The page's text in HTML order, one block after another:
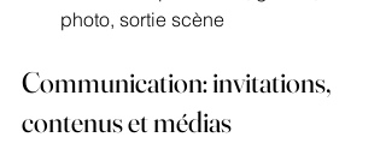
photo, sortie scène
Communication: invitations,
contenus et médias